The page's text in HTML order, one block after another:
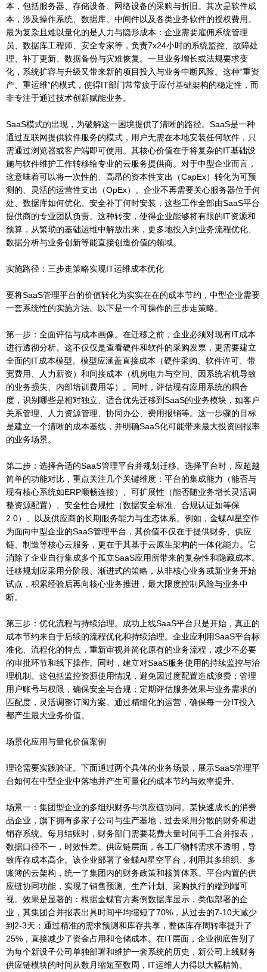
本，包括服务器、存储设备、网络设备的采购与折旧。其次是软件成
本，涉及操作系统、数据库、中间件以及各类业务软件的授权费用。
最为复杂且难以量化的是人力与隐形成本：企业需要雇佣系统管理
员、数据库工程师、安全专家等，负责7x24小时的系统监控、故障处
理、补丁更新、数据备份与灾难恢复。一旦业务增长或法规要求变
化，系统扩容与升级又带来新的项目投入与业务中断风险。这种“重资
产、重运维”的模式，使得IT部门常常疲于应付基础架构的稳定性，而
非专注于通过技术创新赋能业务。
SaaS模式的出现，为破解这一困境提供了清晰的路径。SaaS是一种
通过互联网提供软件服务的模式，用户无需在本地安装任何软件，只
需通过浏览器或客户端即可使用。其核心价值在于将复杂的IT基础设
施与软件维护工作转移给专业的云服务提供商。对于中型企业而言，
这意味着可以将一次性的、高昂的资本性支出（CapEx）转化为可预
测的、灵活的运营性支出（OpEx）。企业不再需要关心服务器位于何
处、数据库如何优化、安全补丁何时安装，这些工作全部由SaaS平台
提供商的专业团队负责。这种转变，使得企业能够将有限的IT资源和
预算，从繁琐的基础运维中解放出来，更多地投入到业务流程优化、
数据分析与业务创新等能直接创造价值的领域。
实施路径：三步走策略实现IT运维成本优化
要将SaaS管理平台的价值转化为实实在在的成本节约，中型企业需要
一套系统性的实施方法。以下是一个可操作的三步走策略。
第一步：全面评估与成本画像。在迁移之前，企业必须对现有IT成本
进行透彻分析。这不仅仅是查看硬件和软件的采购发票，更需要建立
全面的IT成本模型。模型应涵盖直接成本（硬件采购、软件许可、带
宽费用、人力薪资）和间接成本（机房电力与空间、因系统宕机导致
的业务损失、内部培训费用等）。同时，评估现有应用系统的耦合
度，识别哪些是相对独立、适合优先迁移到SaaS的业务模块，如客户
关系管理、人力资源管理、协同办公、费用报销等。这一步骤的目标
是建立一个清晰的成本基线，并明确SaaS化可能带来最大投资回报率
的业务场景。
第二步：选择合适的SaaS管理平台并规划迁移。选择平台时，应超越
简单的功能对比，重点关注几个关键维度：平台的集成能力（能否与
现有核心系统如ERP顺畅连接）、可扩展性（能否随业务增长灵活调
整资源配置）、安全性合规性（数据安全标准、合规认证如等保
2.0）、以及供应商的长期服务能力与生态体系。例如，金蝶AI星空作
为面向中型企业的SaaS管理平台，其价值不仅在于提供财务、供应
链、制造等核心云服务，更在于其基于云原生架构的一体化能力。它
消除了企业自行集成多个孤立SaaS应用所带来的复杂性和隐藏成本。
迁移规划应采用分阶段、渐进式的策略，从非核心业务或新业务开始
试点，积累经验后再向核心业务推进，最大限度控制风险与业务中
断。
第三步：优化流程与持续治理。成功上线SaaS平台只是开始，真正的
成本节约来自于后续的流程优化和持续治理。企业应利用SaaS平台标
准化、流程化的特点，重新审视并简化原有的业务流程，减少不必要
的审批环节和线下操作。同时，建立对SaaS服务使用的持续监控与治
理机制。这包括监控资源使用情况，避免因过度配置造成浪费；管理
用户账号与权限，确保安全与合规；定期评估服务效果与业务需求的
匹配度，灵活调整订阅方案。通过精细化的运营，确保每一分IT投入
都产生最大业务价值。
场景化应用与量化价值案例
理论需要实践验证。下面通过两个具体的业务场景，展示SaaS管理平
台如何在中型企业中落地并产生可量化的成本节约与效率提升。
场景一：集团型企业的多组织财务与供应链协同。某快速成长的消费
品企业，旗下拥有多家子公司与生产基地，过去采用分散的财务和进
销存系统。每月结账时，财务部门需要花费大量时间手工合并报表，
数据口径不一，时效性差。供应链层面，各工厂物料需求不透明，导
致库存成本高企。该企业部署了金蝶AI星空平台，利用其多组织、多
账簿的云架构，统一了集团内的财务政策和核算体系。平台内置的供
应链协同功能，实现了销售预测、生产计划、采购执行的端到端可
视。效果是显著的：根据金蝶官方案例数据库显示，类似部署的企
业，其集团合并报表出具时间平均缩短了70%，从过去的7-10天减少
到2-3天；通过精准的需求预测和库存共享，整体库存周转率提升了
25%，直接减少了资金占用和仓储成本。在IT层面，企业彻底告别了
为每个新设子公司单独部署和维护一套系统的历史，新公司上线财务
供应链模块的时间从数月缩短至数周，IT运维人力得以大幅精简。